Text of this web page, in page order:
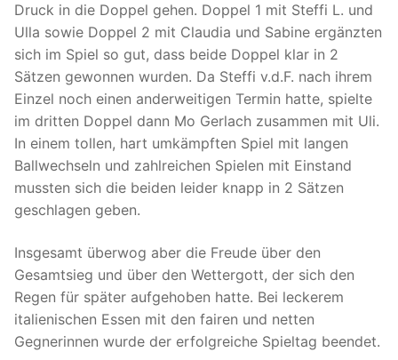
Druck in die Doppel gehen. Doppel 1 mit Steffi L. und
Ulla sowie Doppel 2 mit Claudia und Sabine ergänzten
sich im Spiel so gut, dass beide Doppel klar in 2
Sätzen gewonnen wurden. Da Steffi v.d.F. nach ihrem
Einzel noch einen anderweitigen Termin hatte, spielte
im dritten Doppel dann Mo Gerlach zusammen mit Uli.
In einem tollen, hart umkämpften Spiel mit langen
Ballwechseln und zahlreichen Spielen mit Einstand
mussten sich die beiden leider knapp in 2 Sätzen
geschlagen geben.
Insgesamt überwog aber die Freude über den
Gesamtsieg und über den Wettergott, der sich den
Regen für später aufgehoben hatte. Bei leckerem
italienischen Essen mit den fairen und netten
Gegnerinnen wurde der erfolgreiche Spieltag beendet.